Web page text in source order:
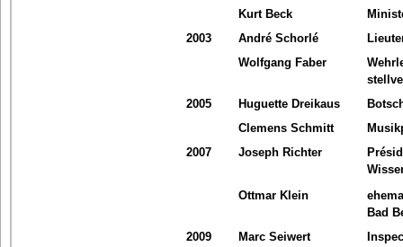
Kurt Beck
2003
André Schorlé
Wolfgang Faber
2005
Huguette Dreikaus
Clemens Schmitt
2007
Joseph Richter
Ottmar Klein
Bad
2009
Marc Seiwert